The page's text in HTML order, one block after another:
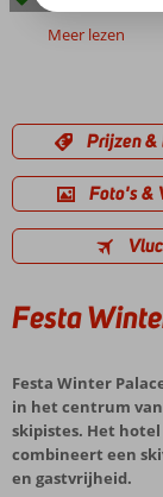
Meer lezen
Prijzen &
Foto's &
Festa
Festa Winter
in het centrum
skipistes. Het
combineert een
en gastvrijheid.